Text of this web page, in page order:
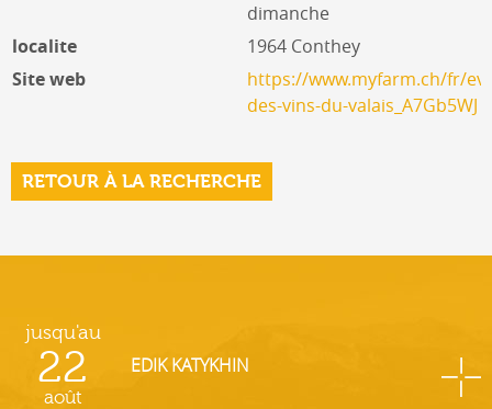
dimanche
localite
1964 Conthey
Site web
https://www.myfarm.ch/fr/
des-vins-du-valais_A7Gb5WJ
RETOUR À LA RECHERCHE
jusqu'au
22
août
EDIK KATYKHIN